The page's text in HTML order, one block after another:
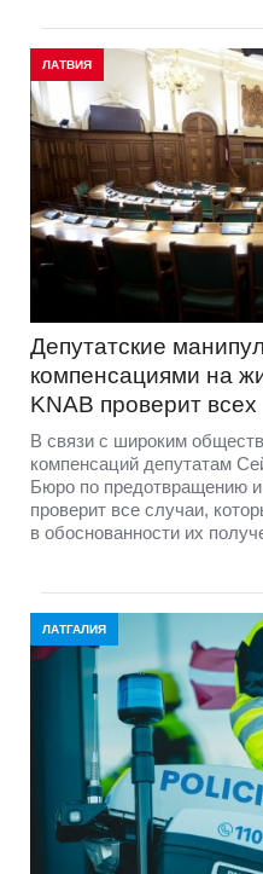
ЛАТВИЯ
Депутатские
компенсациями на
KNAB проверит всех
В связи с широким
компенсаций депутатам
Бюро по предотвращению
проверит все случаи,
в обоснованности их
ЛАТГАЛИЯ